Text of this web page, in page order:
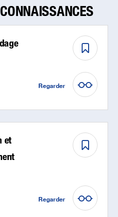
Regarder
et
Regarder